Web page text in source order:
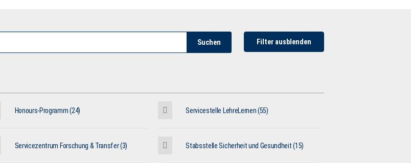
Suchen Filter ausblenden
Honours-Programm (24) Servicestelle LehreLernen (55)
Servicezentrum Forschung & Transfer (3) Stabsstelle Sicherheit und Gesundheit (15)